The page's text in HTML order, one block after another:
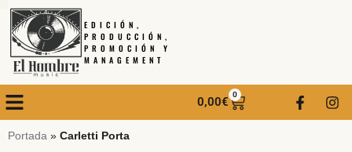
EDICIÓN,
PRODUCCIÓN,
PROMOCIÓN Y
MANAGEMENT
0,00€
0
Portada » Carletti Porta